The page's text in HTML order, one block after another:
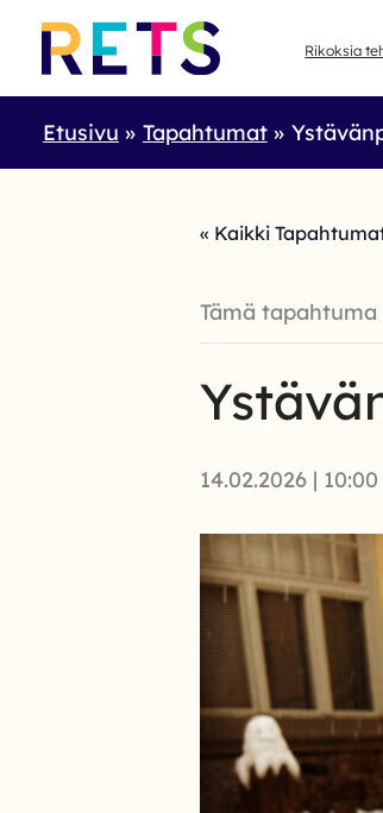
Skip
content
Rikoksia
Etusivu Tapahtumat
« Kaikki
Tämä
14.02.2026 | 10:00